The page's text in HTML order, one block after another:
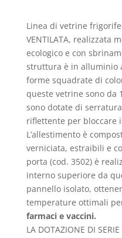
Linea di vetrine
VENTILATA, realizzata
ecologico e con
struttura è in alluminio
forme squadrate di
queste vetrine sono da
sono dotate di
riflettente per bloccare
L’allestimento è
verniciata, estraibili e
porta (cod. 3502) è
interno superiore da
pannello isolato,
temperature ottimali
farmaci e vaccini.
LA DOTAZIONE DI SERIE